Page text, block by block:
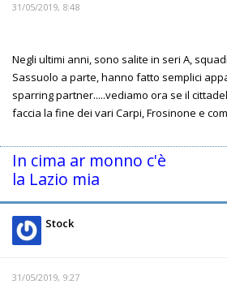
31/05/2019, 8:48
Negli ultimi anni, sono salite in seri A,
Sassuolo a parte, hanno fatto semplici
sparring partner.....vediamo ora se il
faccia la fine dei vari Carpi, Frosinone e
In cima ar monno c'è
la Lazio mia
Stock
31/05/2019, 9:27